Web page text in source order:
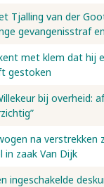
Tjalling van der
gevangenisstraf
met klem dat hij
gestoken
bij overheid:
na verstrekken
in zaak Van Dijk
ingeschakelde